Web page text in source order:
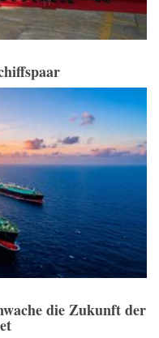
die Zukunft der